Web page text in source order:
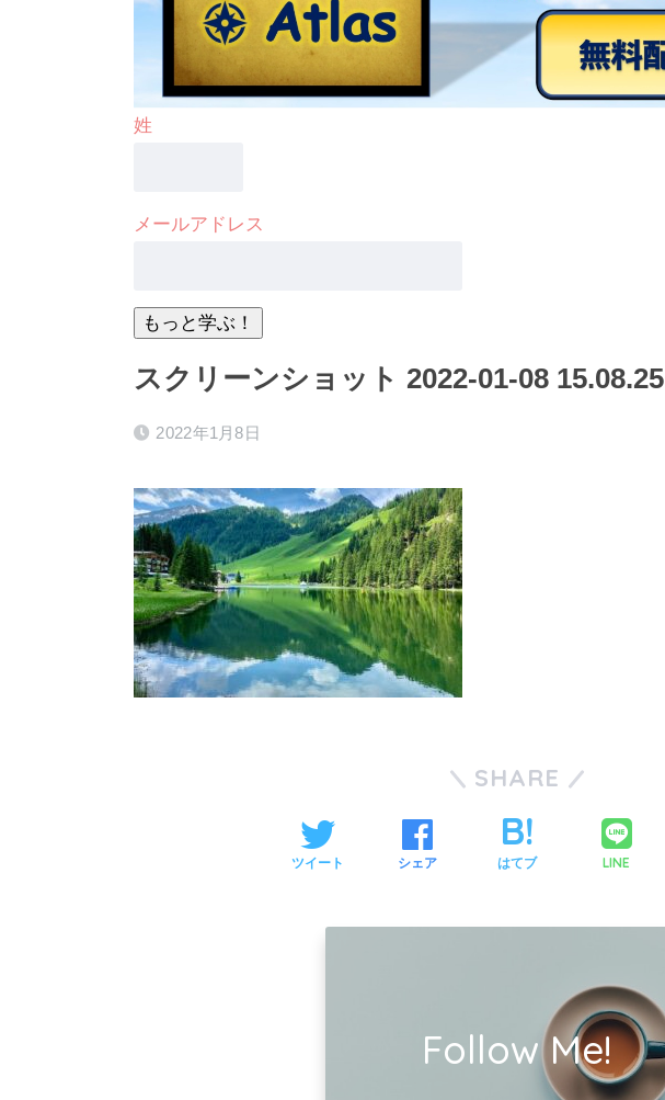
姓
メールアドレス
スクリーンショット 2022-01-08 15.08.25
2022年1月8日
SHARE
ツイート シェア はてブ LINE
Follow Me!